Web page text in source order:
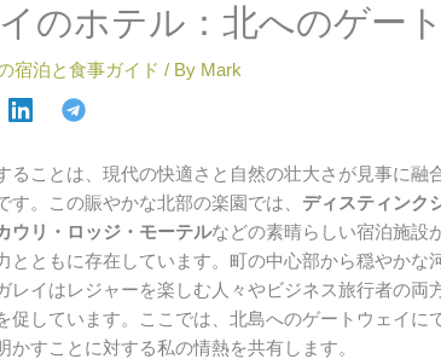
のホテル：北へのゲー
宿泊と食事ガイド / By Mark
ることは、現代の快適さと自然の壮大さが見事に融
す。この賑やかな北部の楽園では、 ディスティンク
ウリ・ロッジ・モーテルなどの素晴らしい宿泊施設
とともに存在しています。町の中心部から穏やかな
レイはレジャーを楽しむ人々やビジネス旅行者の両
促しています。ここでは、北島へのゲートウェイに
かすことに対する私の情熱を共有します。